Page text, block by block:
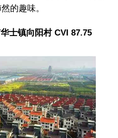
的趣味。
士镇向阳村 CVI 87.75